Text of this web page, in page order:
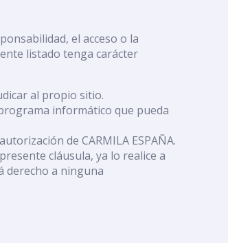
el acceso o la
listado tenga carácter
al propio sitio.
informático que pueda
de CARMILA ESPAÑA.
cláusula, ya lo realice a
derecho a ninguna